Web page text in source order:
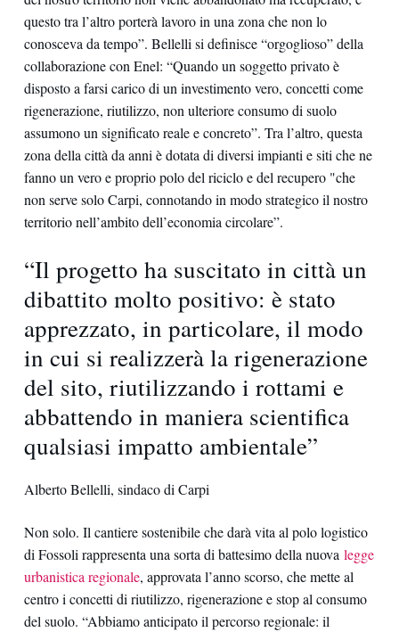
questo tra l’altro porterà lavoro in una zona che non lo
conosceva da tempo”. Bellelli si definisce “orgoglioso” della
collaborazione con Enel: “Quando un soggetto privato è
disposto a farsi carico di un investimento vero, concetti come
rigenerazione, riutilizzo, non ulteriore consumo di suolo
assumono un significato reale e concreto”. Tra l’altro, questa
zona della città da anni è dotata di diversi impianti e siti che ne
fanno un vero e proprio polo del riciclo e del recupero "che
non serve solo Carpi, connotando in modo strategico il nostro
territorio nell’ambito dell’economia circolare”.
“Il progetto ha suscitato in città un
dibattito molto positivo: è stato
apprezzato, in particolare, il modo
in cui si realizzerà la rigenerazione
del sito, riutilizzando i rottami e
abbattendo in maniera scientifica
qualsiasi impatto ambientale”
Alberto Bellelli, sindaco di Carpi
Non solo. Il cantiere sostenibile che darà vita al polo logistico
di Fossoli rappresenta una sorta di battesimo della nuova legge
urbanistica regionale, approvata l’anno scorso, che mette al
centro i concetti di riutilizzo, rigenerazione e stop al consumo
del suolo. “Abbiamo anticipato il percorso regionale: il